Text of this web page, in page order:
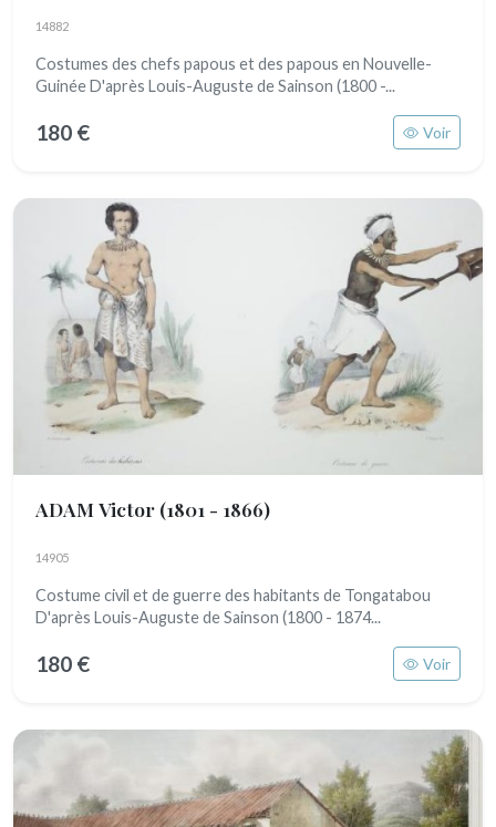
14882
Costumes des chefs papous et des papous en Nouvelle-
Guinée D'après Louis-Auguste de Sainson (1800 -...
180 € Voir
ADAM Victor (1801 - 1866)
14905
Costume civil et de guerre des habitants de Tongatabou
D'après Louis-Auguste de Sainson (1800 - 1874...
180 € Voir